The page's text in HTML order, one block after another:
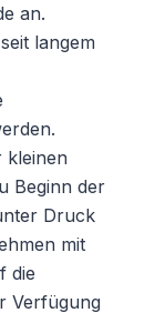
an.
langem
kleinen
Beginn der
Druck
mit
die
Verfügung